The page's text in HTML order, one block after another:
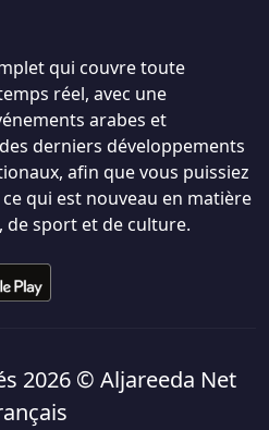
qui couvre toute
réel, avec une
arabes et
derniers développements
afin que vous puissiez
qui est nouveau en matière
sport et de culture.
2026 © Aljareeda Net